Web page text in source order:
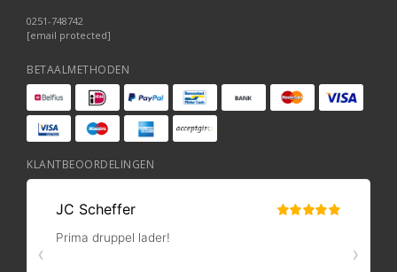
0251-748742
[email protected]
BETAALMETHODEN
KLANTBEOORDELINGEN